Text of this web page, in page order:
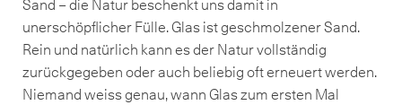
Sand – die Natur beschenkt uns damit in
unerschöpflicher Fülle. Glas ist geschmolzener Sand.
Rein und natürlich kann es der Natur vollständig
zurückgegeben oder auch beliebig oft erneuert werden.
Niemand weiss genau, wann Glas zum ersten Mal